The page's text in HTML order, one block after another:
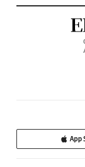
App